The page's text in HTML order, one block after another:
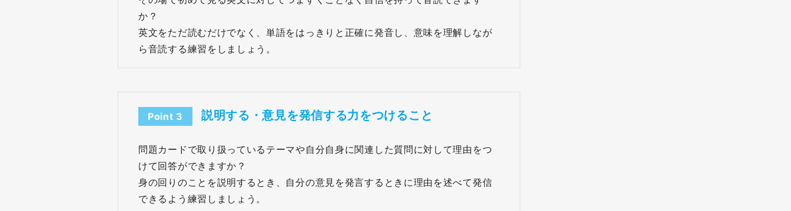
か？
英文をただ読むだけでなく、単語をはっきりと正確に発音し、意味を理解しなが
ら音読する練習をしましょう。
Point 3 説明する・意見を発信する力をつけること
問題カードで取り扱っているテーマや自分自身に関連した質問に対して理由をつ
けて回答ができますか？
身の回りのことを説明するとき、自分の意見を発言するときに理由を述べて発信
できるよう練習しましょう。